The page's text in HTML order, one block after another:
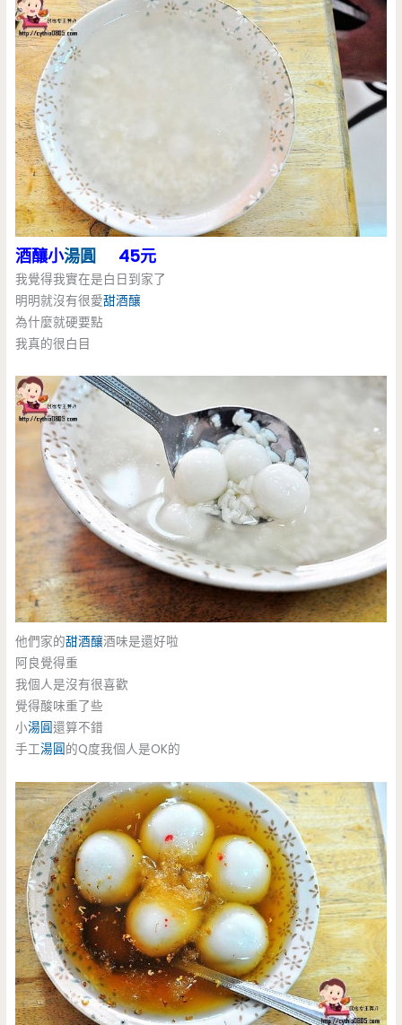
酒釀小湯圓 45元
我覺得我實在是白日到家了
明明就沒有很愛甜酒釀
為什麼就硬要點
我真的很白目
他們家的甜酒釀酒味是還好啦
阿良覺得重
我個人是沒有很喜歡
覺得酸味重了些
小湯圓還算不錯
手工湯圓的Q度我個人是OK的